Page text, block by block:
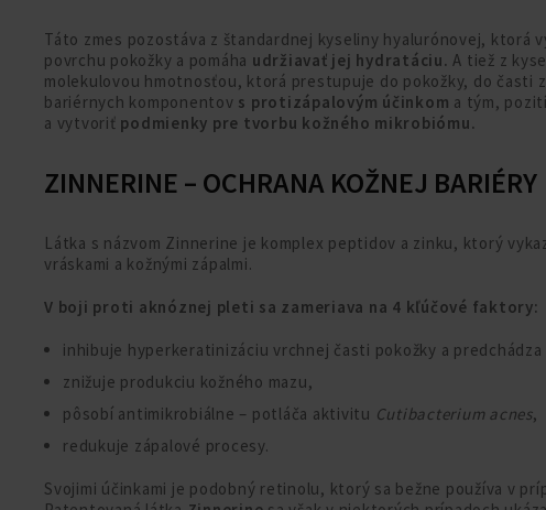
Táto zmes pozostáva z štandardnej kyseliny hyalurónovej, ktorá
povrchu pokožky a pomáha udržiavať jej hydratáciu. A tiež z
molekulovou hmotnosťou, ktorá prestupuje do pokožky, do časti
bariérnych komponentov s protizápalovým účinkom a tým,
a vytvoriť podmienky pre tvorbu kožného mikrobiómu.
ZINNERINE – OCHRANA KOŽNEJ BARIÉRY
Látka s názvom Zinnerine je komplex peptidov a zinku, ktorý
vráskami a kožnými zápalmi.
V boji proti aknóznej pleti sa zameriava na 4 kľúčové faktory:
inhibuje hyperkeratinizáciu vrchnej časti pokožky a
znižuje produkciu kožného mazu,
pôsobí antimikrobiálne – potláča aktivitu Cutibacterium acnes,
redukuje zápalové procesy.
Svojimi účinkami je podobný retinolu, ktorý sa bežne používa v